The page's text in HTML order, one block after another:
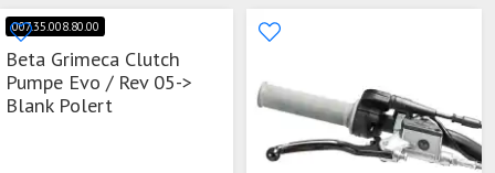
007.35.008.80.00
Beta Grimeca Clutch
Pumpe Evo / Rev 05->
Blank Polert